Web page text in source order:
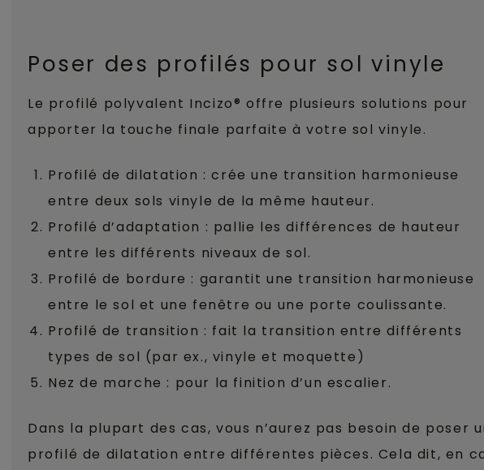
Poser des profilés pour sol vinyle
Le profilé polyvalent Incizo® offre plusieurs solutions pour
apporter la touche finale parfaite à votre sol vinyle.
Profilé de dilatation : crée une transition harmonieuse
entre deux sols vinyle de la même hauteur.
Profilé d’adaptation : pallie les différences de hauteur
entre les différents niveaux de sol.
Profilé de bordure : garantit une transition harmonieuse
entre le sol et une fenêtre ou une porte coulissante.
Profilé de transition : fait la transition entre différents
types de sol (par ex., vinyle et moquette)
Nez de marche : pour la finition d’un escalier.
Dans la plupart des cas, vous n’aurez pas besoin de poser
profilé de dilatation entre différentes pièces. Cela dit, en